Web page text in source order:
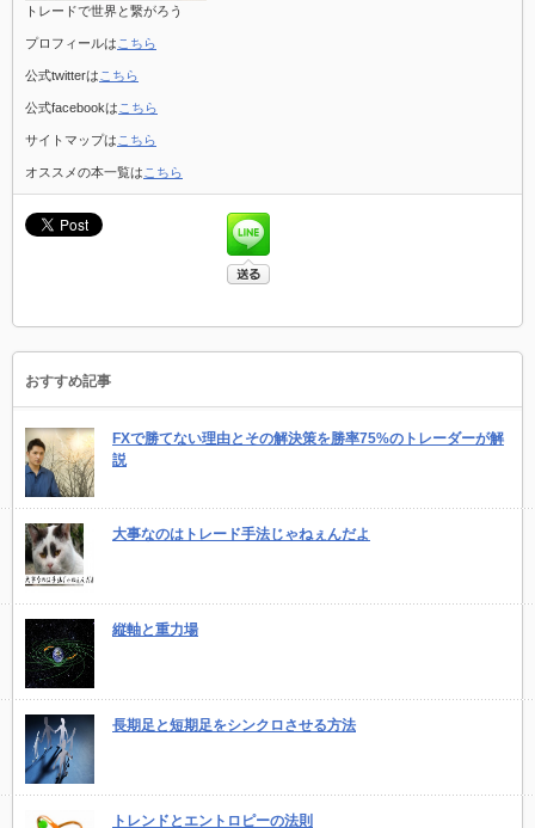
トレードで世界と繋がろう
プロフィールは こちら
公式twitterは こちら
公式facebookは こちら
サイトマップは こちら
オススメの本一覧は こちら
おすすめ記事
FXで勝てない理由とその解決策を勝率75%のトレーダーが解
説
大事なのはトレード手法じゃねぇんだよ
縦軸と重力場
長期足と短期足をシンクロさせる方法
トレンドとエントロピーの法則